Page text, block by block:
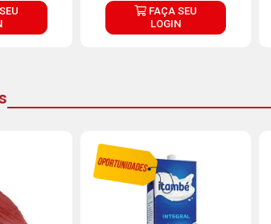
FAÇA SEU
LOGIN